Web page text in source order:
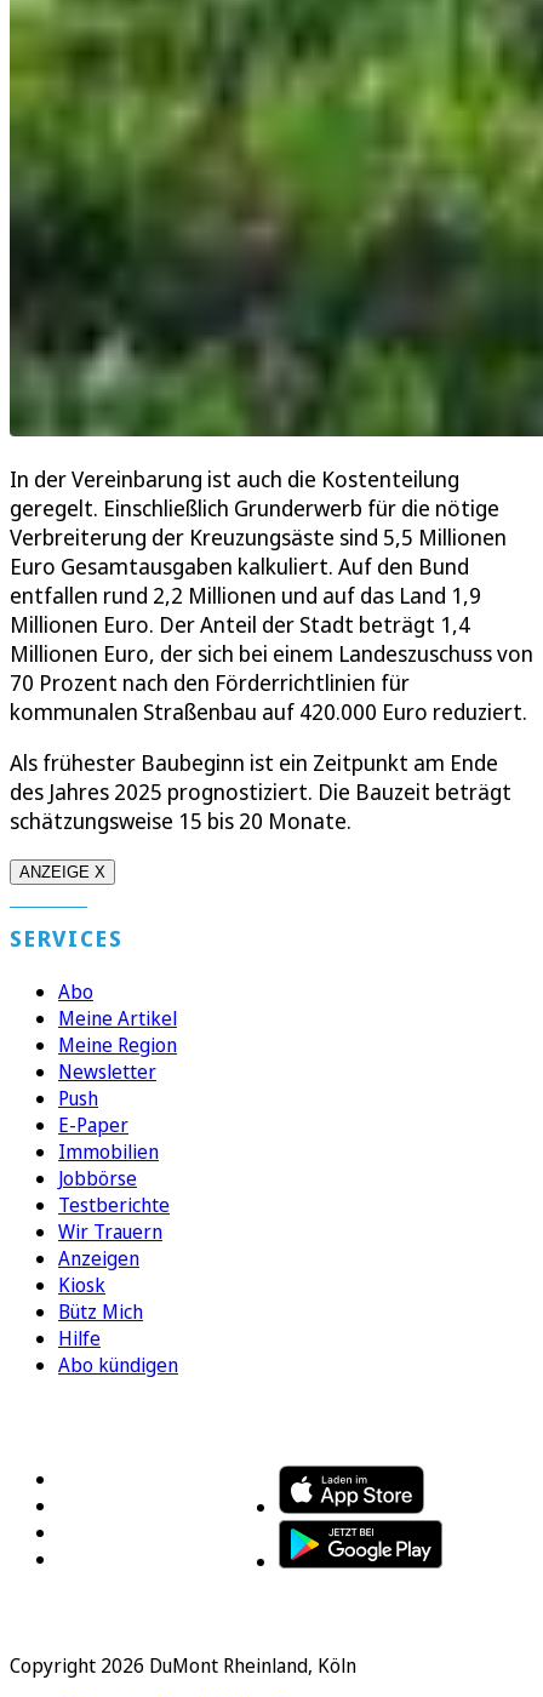
In der Vereinbarung ist auch die Kostenteilung
geregelt. Einschließlich Grunderwerb für die nötige
Verbreiterung der Kreuzungsäste sind 5,5 Millionen
Euro Gesamtausgaben kalkuliert. Auf den Bund
entfallen rund 2,2 Millionen und auf das Land 1,9
Millionen Euro. Der Anteil der Stadt beträgt 1,4
Millionen Euro, der sich bei einem Landeszuschuss von
70 Prozent nach den Förderrichtlinien für
kommunalen Straßenbau auf 420.000 Euro reduziert.
Als frühester Baubeginn ist ein Zeitpunkt am Ende
des Jahres 2025 prognostiziert. Die Bauzeit beträgt
schätzungsweise 15 bis 20 Monate.
ANZEIGE X
SERVICES
Abo
Meine Artikel
Meine Region
Newsletter
Push
E-Paper
Immobilien
Jobbörse
Testberichte
Wir Trauern
Anzeigen
Kiosk
Bütz Mich
Hilfe
Abo kündigen
Copyright 2026 DuMont Rheinland, Köln